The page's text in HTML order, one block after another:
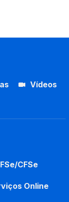
Vídeos
CFSe
Online